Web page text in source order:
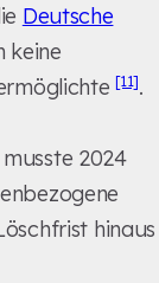
Deutsche
keine
[11].
2024
hinaus